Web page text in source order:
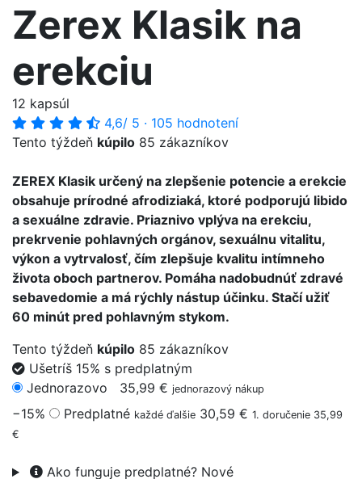
Zerex Klasik na
erekciu
12 kapsúl
4,6/ 5 · 105 hodnotení
Tento týždeň kúpilo 85 zákazníkov
ZEREX Klasik určený na zlepšenie potencie a erekcie
obsahuje prírodné afrodiziaká, ktoré podporujú libido
a sexuálne zdravie. Priaznivo vplýva na erekciu,
prekrvenie pohlavných orgánov, sexuálnu vitalitu,
výkon a vytrvalosť, čím zlepšuje kvalitu intímneho
života oboch partnerov. Pomáha nadobudnúť zdravé
sebavedomie a má rýchly nástup účinku. Stačí užiť
60 minút pred pohlavným stykom.
Tento týždeň kúpilo 85 zákazníkov
Ušetríš 15% s predplatným
Jednorazovo
35,99 € jednorazový nákup
−15% Predplatné každé ďalšie 30,59 € 1. doručenie 35,99
€
Ako funguje predplatné? Nové